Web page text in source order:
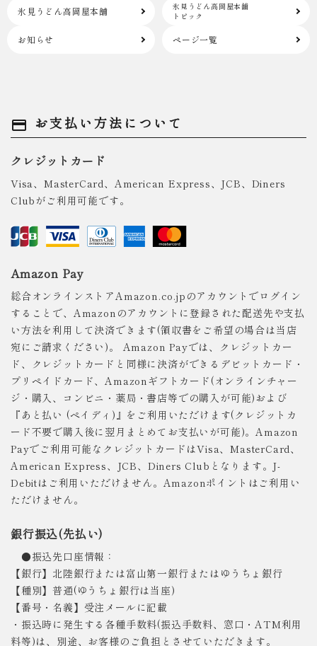
氷見うどん高岡屋本舗
氷見うどん高岡屋本舗
トピック
お知らせ ページ一覧
payment お支払い方法について
クレジットカード
Visa、MasterCard、American Express、JCB、Diners
Clubがご利用可能です。
Amazon Pay
総合オンラインストアAmazon.co.jpのアカウントでログイン
することで、Amazonのアカウントに登録された配送先や支払
い方法を利用して決済できます(領収書をご希望の場合は当店
宛にご請求ください)。 Amazon Payでは、クレジットカー
ド、クレジットカードと同様に決済ができるデビットカード・
プリペイドカード、Amazonギフトカード(オンラインチャー
ジ・購入、コンビニ・薬局・書店等での購入が可能)および
『あと払い (ペイディ)』をご利用いただけます(クレジットカ
ード不要で購入後に翌月まとめてお支払いが可能)。Amazon
Payでご利用可能なクレジットカードはVisa、MasterCard、
American Express、JCB、Diners Clubとなります。J-
Debitはご利用いただけません。Amazonポイントはご利用い
ただけません。
銀行振込(先払い)
●振込先口座情報：
【銀行】北陸銀行または富山第一銀行またはゆうちょ銀行
【種別】普通(ゆうちょ銀行は当座)
【番号・名義】受注メールに記載
・振込時に発生する各種手数料(振込手数料、窓口・ATM利用
料等)は、別途、お客様のご負担とさせていただきます。